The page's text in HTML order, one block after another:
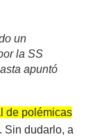
un
la SS
apuntó
de polémicas
Sin dudarlo, a